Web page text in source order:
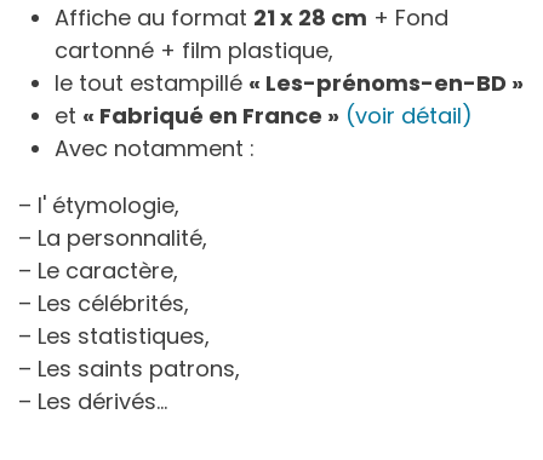
Affiche au format 21 x 28 cm + Fond
cartonné + film plastique,
le tout estampillé « Les-prénoms-en-BD »
et « Fabriqué en France » (voir détail)
Avec notamment :
– l' étymologie,
– La personnalité,
– Le caractère,
– Les célébrités,
– Les statistiques,
– Les saints patrons,
– Les dérivés…